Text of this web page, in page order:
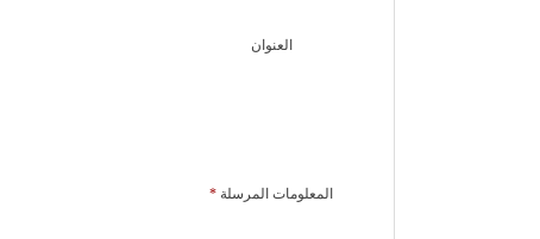
العنوان
المعلومات المرسلة *